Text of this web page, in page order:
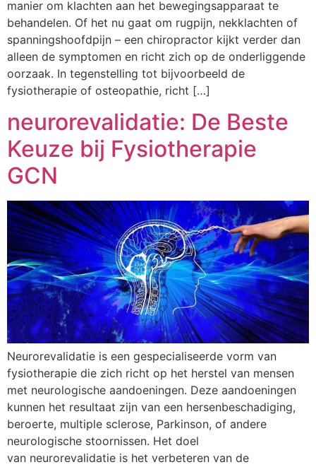
manier om klachten aan het bewegingsapparaat te
behandelen. Of het nu gaat om rugpijn, nekklachten of
spanningshoofdpijn – een chiropractor kijkt verder dan
alleen de symptomen en richt zich op de onderliggende
oorzaak. In tegenstelling tot bijvoorbeeld de
fysiotherapie of osteopathie, richt […]
neurorevalidatie: De Beste
Keuze bij Fysiotherapie
GCN
Neurorevalidatie is een gespecialiseerde vorm van
fysiotherapie die zich richt op het herstel van mensen
met neurologische aandoeningen. Deze aandoeningen
kunnen het resultaat zijn van een hersenbeschadiging,
beroerte, multiple sclerose, Parkinson, of andere
neurologische stoornissen. Het doel
van neurorevalidatie is het verbeteren van de